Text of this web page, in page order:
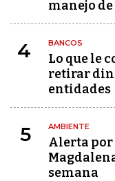
manejo
4 BANCOS
Lo que le
retirar
entidades
5 AMBIENTE
Alerta por
semana